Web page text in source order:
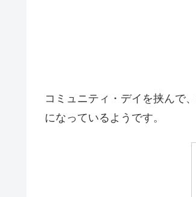
コミュニティ・デイを挟んで、
になっているようです。